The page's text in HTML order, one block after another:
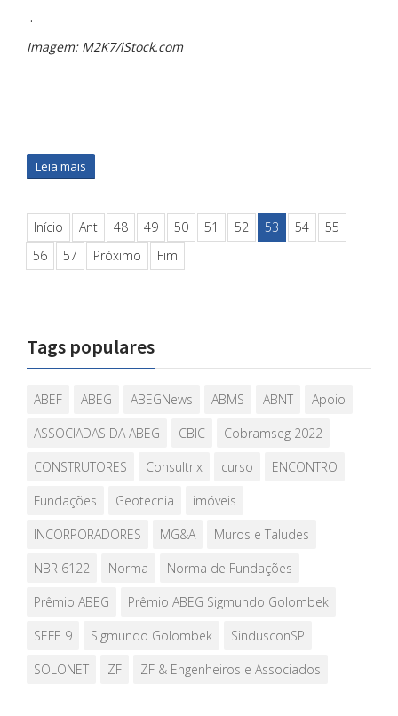
.
Imagem: M2K7/iStock.com
Leia mais
Início Ant 48 49 50 51 52 53 54
55
56
57 Próximo Fim
Tags populares
ABEF ABEG ABEGNews ABMS ABNT
Apoio
ASSOCIADAS DA ABEG
CBIC
Cobramseg 2022
CONSTRUTORES
Consultrix curso
ENCONTRO
Fundações
Geotecnia
imóveis
INCORPORADORES
MG&A
Muros e Taludes
NBR 6122
Norma
Norma de Fundações
Prêmio ABEG
Prêmio ABEG Sigmundo Golombek
SEFE 9
Sigmundo Golombek
SindusconSP
SOLONET
ZF ZF & Engenheiros e Associados